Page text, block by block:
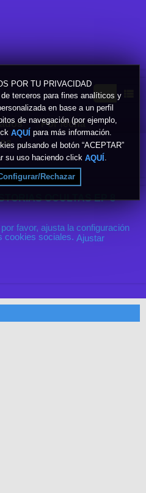
POR TU PRIVACIDAD
terceros para fines analíticos y
en base a un perfil
de navegación (por ejemplo,
AQUÍ para más información.
pulsando el botón “ACEPTAR”
su uso haciendo click AQUÍ
Rechazar
Por fecha
OCULTAS EP 8
favor, ajusta la configuración
cookies sociales. Ajustar